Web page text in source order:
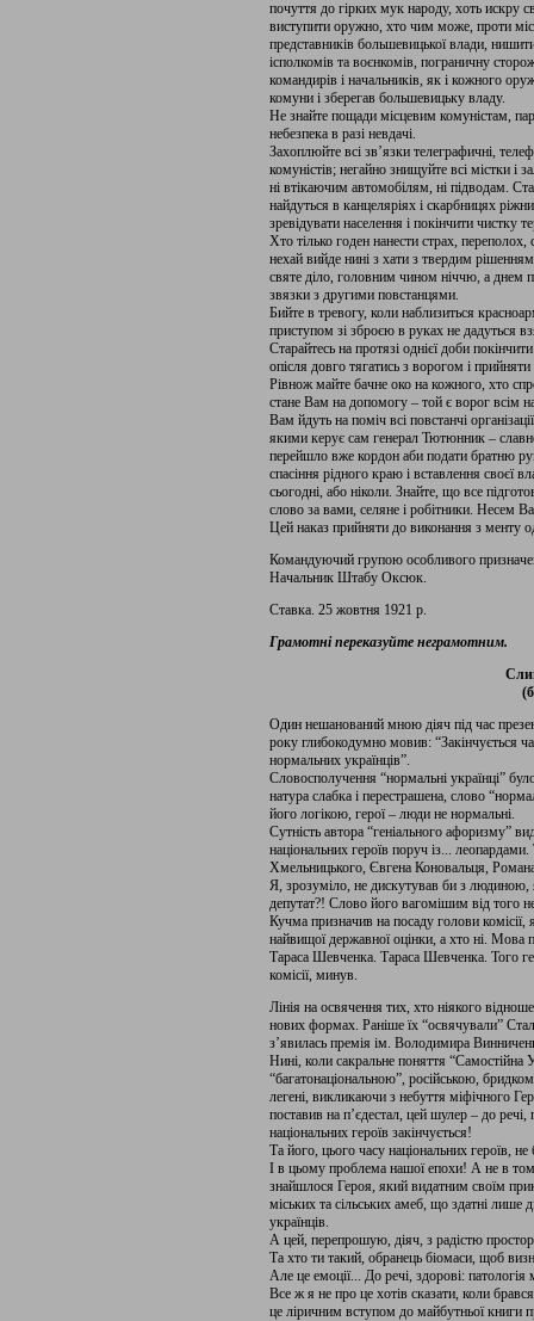
почуття до гірких мук народу, хоть искру
виступити оружно, хто чим може, проти
представників большевицької влади,
ісполкомів та воєнкомів, пограничну
командирів і начальників, як і кожного
комуни і зберегав большевицьку владу.
Не знайте пощади місцевим комуністам,
небезпека в разі невдачі.
Захоплюйте всі зв’язки телеграфичні,
комуністів; негайно знищуйте всі містки і
ні втікаючим автомобілям, ні підводам.
найдуться в канцеляріях і скарбницях
зревідувати населення і покінчити чистку
Хто тілько годен нанести страх,
нехай вийде нині з хати з твердим
святе діло, головним чином ніччю, а днем
звязки з другими повстанцями.
Бийте в тревогу, коли наблизиться
приступом зі зброєю в руках не дадуться
Старайтесь на протязі однієї доби
опісля довго тягатись з ворогом і
Рівнож майте бачне око на кожного, хто
стане Вам на допомогу – той є ворог всім
Вам йдуть на поміч всі повстанчі
якими керує сам генерал Тютюнник –
перейшло вже кордон аби подати братню
спасіння рідного краю і вставлення своєї
сьогодні, або ніколи. Знайте, що все
слово за вами, селяне і робітники. Несем
Цей наказ прийняти до виконання з менту
Командуючий групою особливого
Начальник Штабу Оксюк.
Ставка. 25 жовтня 1921 р.
Грамотні переказуйте неграмотним.
Один нешанований мною діяч під час
року глибокодумно мовив: “Закінчується
нормальних українців”.
Словосполучення “нормальні українці”
натура слабка і перестрашена, слово
його логікою, герої – люди не нормальні.
Сутність автора “геніального афоризму”
національних героїв поруч із...
Хмельницького, Євгена Коновальця,
Я, зрозуміло, не дискутував би з
депутат?! Слово його вагомішим від того
Кучма призначив на посаду голови комісії,
найвищої державної оцінки, а хто ні. Мова
Тараса Шевченка. Тараса Шевченка. Того
комісії, минув.
Лінія на освячення тих, хто ніякого
нових формах. Раніше їх “освячували”
з’явилась премія ім. Володимира
Нині, коли сакральне поняття “Самостійна
“багатонаціональною”, російською,
легені, викликаючи з небуття міфічного
поставив на п’єдестал, цей шулер – до
національних героїв закінчується!
Та його, цього часу національних героїв, не
І в цьому проблема нашої епохи! А не в
знайшлося Героя, який видатним своїм
міських та сільських амеб, що здатні лише
українців.
А цей, перепрошую, діяч, з радістю
Та хто ти такий, обранець біомаси, щоб
Але це емоції... До речі, здорові: патологія
Все ж я не про це хотів сказати, коли
це ліричним вступом до майбутньої книги